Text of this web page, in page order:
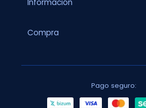
Información
Compra
Pago seguro: